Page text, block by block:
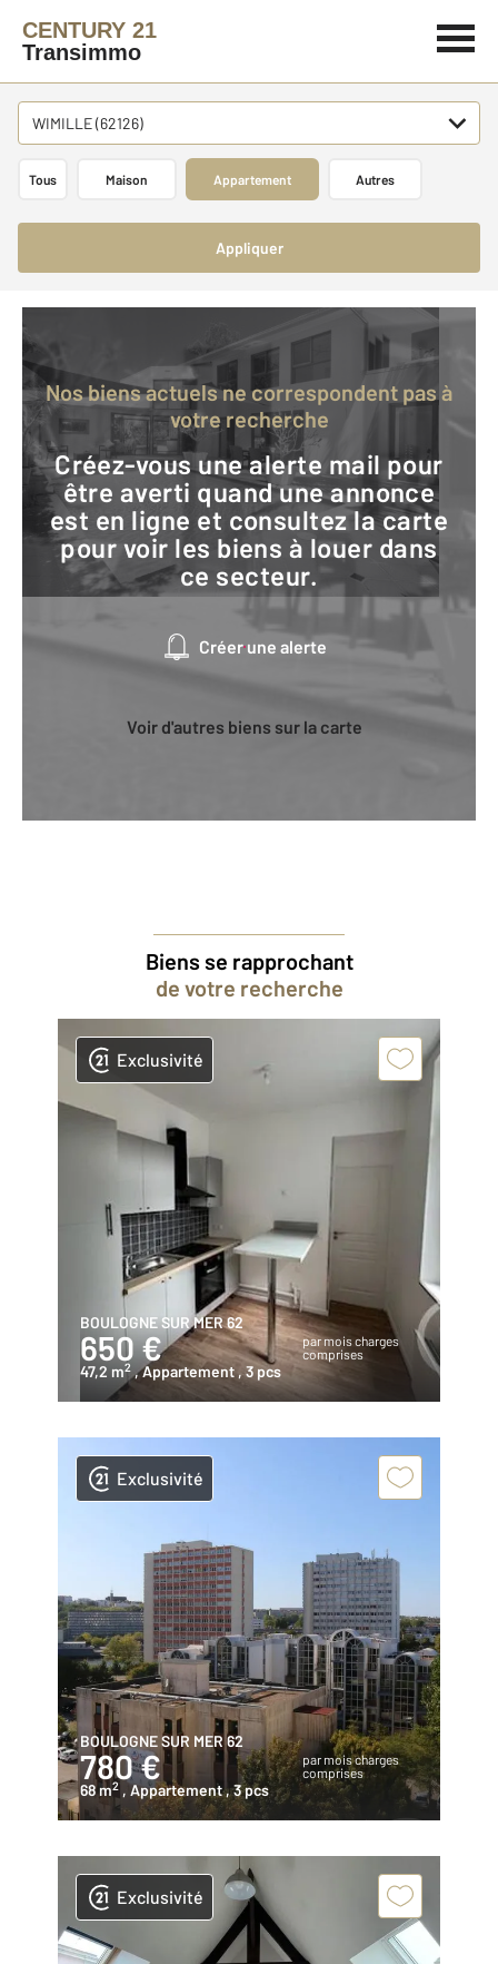
CENTURY 21
Transimmo
WIMILLE (62126)
Tous Maison Appartement Autres
Appliquer
Nos biens actuels ne correspondent pas à
votre recherche
Créez-vous une alerte mail pour
être averti quand une annonce
est en ligne et consultez la carte
pour voir les biens à louer dans
ce secteur.
Créer une alerte
Voir d'autres biens sur la carte
Biens se rapprochant
de votre recherche
Exclusivité
BOULOGNE SUR MER 62
650 €
par mois charges
comprises
47,2 m2 , Appartement , 3 pcs
Exclusivité
BOULOGNE SUR MER 62
780 €
par mois charges
comprises
68 m2 , Appartement, 3 pcs
Exclusivité